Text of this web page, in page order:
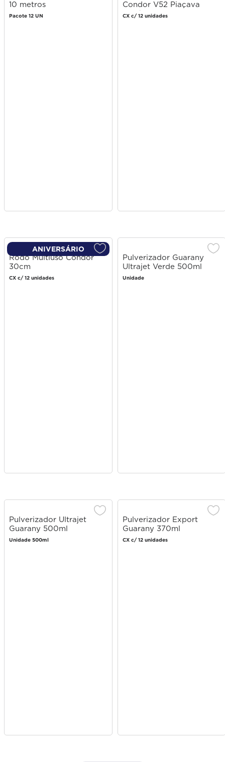
10 metros
Pacote 12 UN
Condor V52 Piaçava
Sintética
CX c/ 12 unidades
ANIVERSÁRIO
Rodo Multiuso Condor
30cm
CX c/ 12 unidades
Pulverizador Guarany
Ultrajet Verde 500ml
Unidade
Pulverizador Ultrajet
Guarany 500ml
Unidade 500ml
Pulverizador Export
Guarany 370ml
CX c/ 12 unidades